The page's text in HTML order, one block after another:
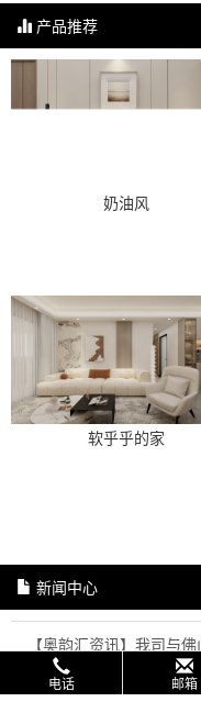
产品推荐
奶油风
软乎乎的家
新闻中心
【奥韵汇资讯】我司与
协议
电话 邮箱